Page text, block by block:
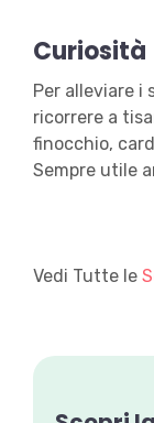
Curiosità
Per alleviare
ricorrere a
finocchio,
Sempre utile
Vedi Tutte le